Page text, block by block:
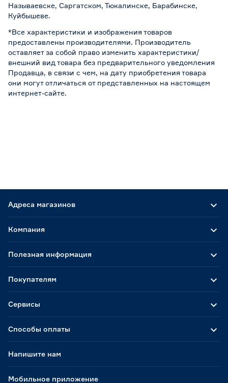
Называевске, Саргатском, Тюкалинске, Барабинске,
Куйбышеве.
*Все характеристики и изображения товаров
предоставлены производителями. Производитель
оставляет за собой право изменить характеристики/
внешний вид товара без предварительного уведомления
Продавца, в связи с чем, на дату приобретения товара
они могут отличаться от представленных на настоящем
интернет-сайте.
Адреса магазинов
Способы оплаты
Мобильное приложение
Компания
Полезная информация
Покупателям
Сервисы
Напишите нам